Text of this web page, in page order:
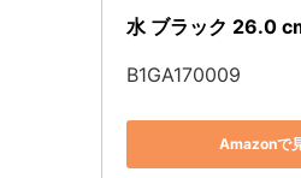
水 ブラック 26.0
B1GA170009
Amazonで